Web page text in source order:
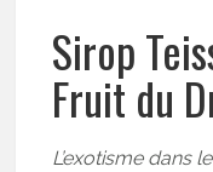
Sirop
Fruit du
L’exotisme dans